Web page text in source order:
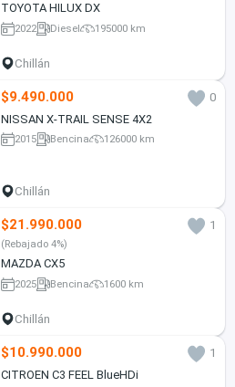
TOYOTA HILUX DX
2022 Diesel 195000 km
Chillán
$9.490.000
0
NISSAN X-TRAIL SENSE 4X2
2015 Bencina 126000 km
Chillán
$21.990.000 1
(Rebajado 4%)
MAZDA CX5
2025 Bencina 1600 km
Chillán
$10.990.000
1
CITROEN C3 FEEL BlueHDi